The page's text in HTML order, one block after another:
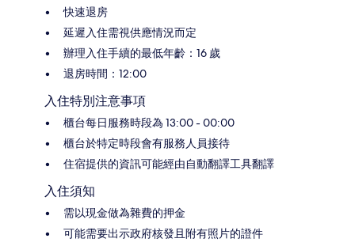
快速退房
延遲入住需視供應情況而定
辦理入住手續的最低年齡：16 歲
退房時間：12:00
入住特別注意事項
櫃台每日服務時段為 13:00 - 00:00
櫃台於特定時段會有服務人員接待
住宿提供的資訊可能經由自動翻譯工具翻譯
入住須知
需以現金做為雜費的押金
可能需要出示政府核發且附有照片的證件